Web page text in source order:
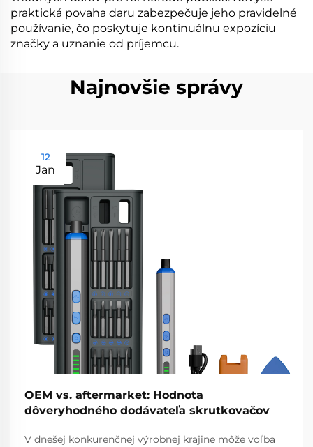
praktická povaha daru zabezpečuje jeho pravidelné
používanie, čo poskytuje kontinuálnu expozíciu
značky a uznanie od príjemcu.
Najnovšie správy
12
Jan
OEM vs. aftermarket: Hodnota
dôveryhodného dodávateľa skrutkovačov
V dnešej konkurenčnej výrobnej krajine môže voľba